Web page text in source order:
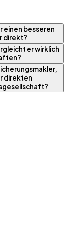
einen besseren
direkt?
er wirklich
direkten